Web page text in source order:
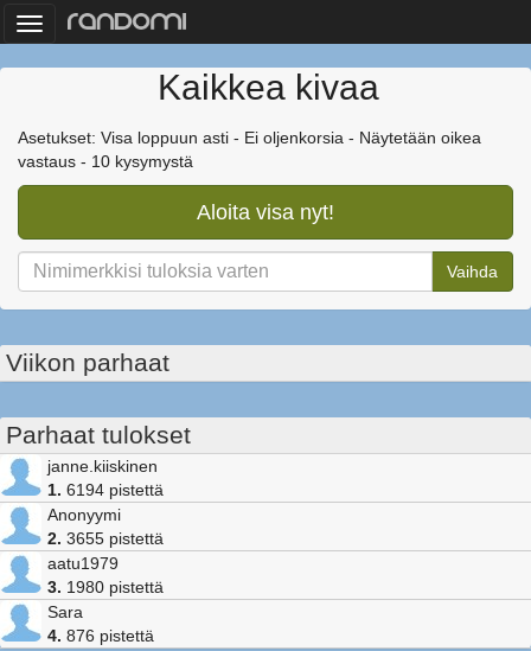
Toggle
navigation
Kaikkea kivaa
Asetukset: Visa loppuun asti - Ei oljenkorsia - Näytetään oikea
vastaus - 10 kysymystä
Aloita visa nyt!
Vaihda
Viikon parhaat
Parhaat tulokset
janne.kiiskinen
1. 6194 pistettä
Anonyymi
2. 3655 pistettä
aatu1979
3. 1980 pistettä
Sara
4. 876 pistettä